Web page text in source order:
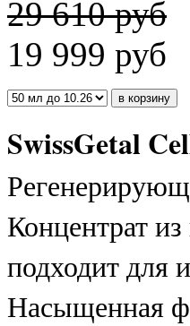
29 610 руб
19 999 руб
SwissGetal
Концентрат
подходит для
Насыщенная